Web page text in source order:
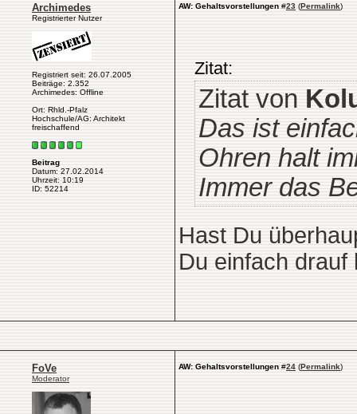
Archimedes
Registrierter Nutzer
Registriert seit: 26.07.2005
Beiträge: 2.352
Archimedes: Offline
Ort: Rhld.-Pfalz
Hochschule/AG: Architekt
freischaffend
Beitrag
Datum: 27.02.2014
Uhrzeit: 10:19
ID: 52214
AW: Gehaltsvorstellungen #23 (Permalink)
Zitat:
Zitat von
Das ist
Ohren halt
Immer das
Hast Du
Du einfach drauf
FoVe
Moderator
AW: Gehaltsvorstellungen #24 (Permalink)